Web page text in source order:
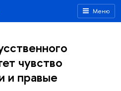
Меню
чувство
и правые